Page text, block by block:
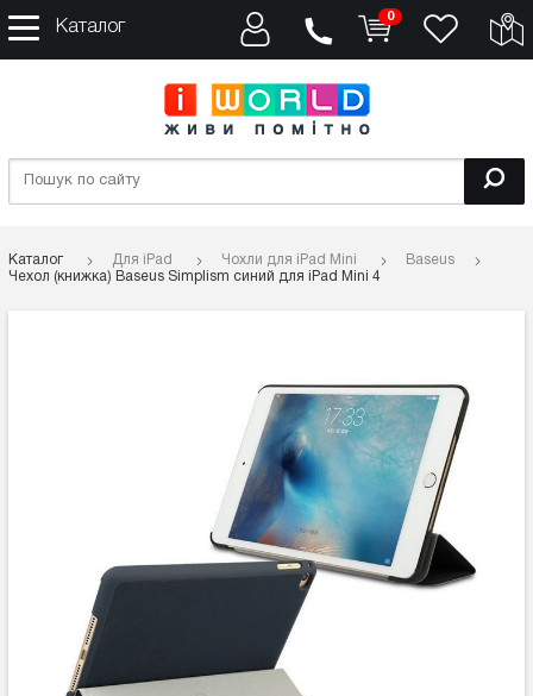
Каталог
0
Каталог Для iPad Чохли для iPad Mini
Baseus
Чехол (книжка) Baseus Simplism синий для iPad Mini 4